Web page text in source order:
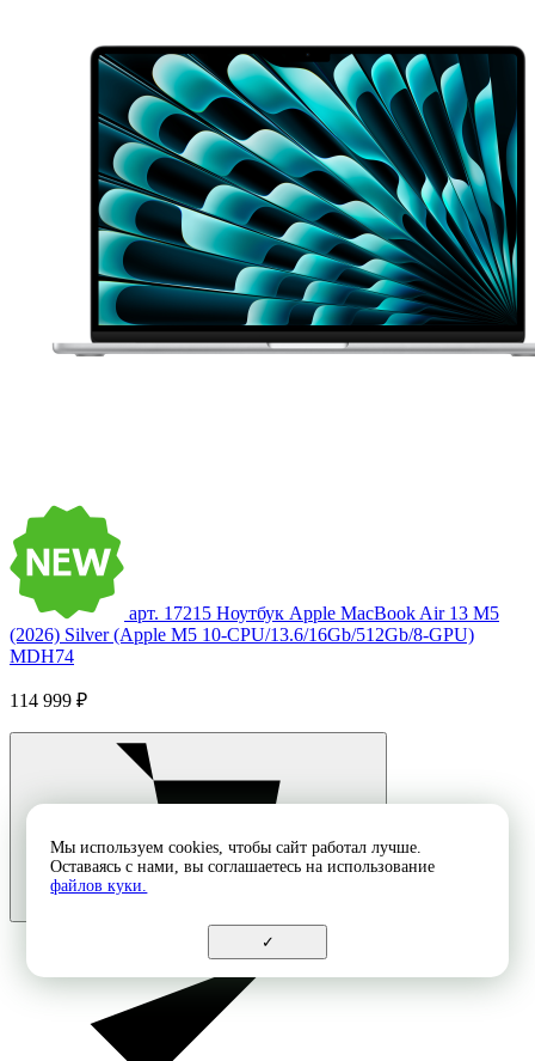
арт. 17215 Ноутбук Apple MacBook Air 13 M5
(2026) Silver (Apple M5 10-CPU/13.6/16Gb/512Gb/8-GPU)
MDH74
114 999 ₽
Мы используем cookies, чтобы сайт работал лучше.
Оставаясь с нами, вы соглашаетесь на использование
файлов куки.
✓